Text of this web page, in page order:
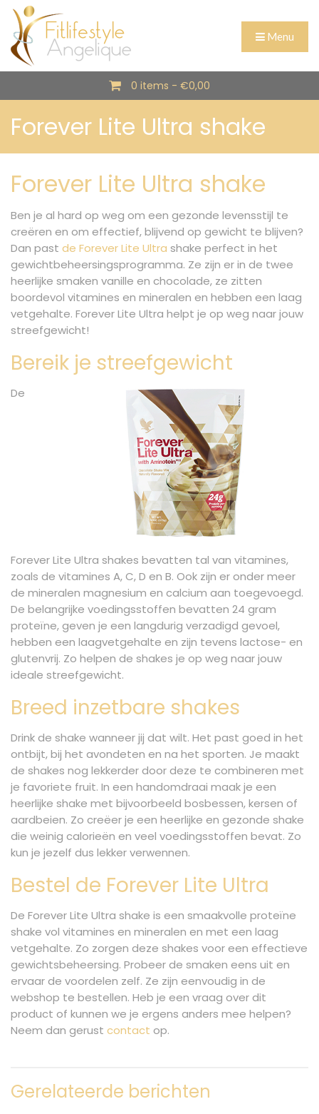
Menu
0 items - €0,00
Forever Lite Ultra shake
Forever Lite Ultra shake
Ben je al hard op weg om een gezonde levensstijl te
creëren en om effectief, blijvend op gewicht te blijven?
Dan past de Forever Lite Ultra shake perfect in het
gewichtbeheersingsprogramma. Ze zijn er in de twee
heerlijke smaken vanille en chocolade, ze zitten
boordevol vitamines en mineralen en hebben een laag
vetgehalte. Forever Lite Ultra helpt je op weg naar jouw
streefgewicht!
Bereik je streefgewicht
De
Forever Lite Ultra shakes bevatten tal van vitamines,
zoals de vitamines A, C, D en B. Ook zijn er onder meer
de mineralen magnesium en calcium aan toegevoegd.
De belangrijke voedingsstoffen bevatten 24 gram
proteïne, geven je een langdurig verzadigd gevoel,
hebben een laagvetgehalte en zijn tevens lactose- en
glutenvrij. Zo helpen de shakes je op weg naar jouw
ideale streefgewicht.
Breed inzetbare shakes
Drink de shake wanneer jij dat wilt. Het past goed in het
ontbijt, bij het avondeten en na het sporten. Je maakt
de shakes nog lekkerder door deze te combineren met
je favoriete fruit. In een handomdraai maak je een
heerlijke shake met bijvoorbeeld bosbessen, kersen of
aardbeien. Zo creëer je een heerlijke en gezonde shake
die weinig calorieën en veel voedingsstoffen bevat. Zo
kun je jezelf dus lekker verwennen.
Bestel de Forever Lite Ultra
De Forever Lite Ultra shake is een smaakvolle proteïne
shake vol vitamines en mineralen en met een laag
vetgehalte. Zo zorgen deze shakes voor een effectieve
gewichtsbeheersing. Probeer de smaken eens uit en
ervaar de voordelen zelf. Ze zijn eenvoudig in de
webshop te bestellen. Heb je een vraag over dit
product of kunnen we je ergens anders mee helpen?
Neem dan gerust contact op.
Gerelateerde berichten